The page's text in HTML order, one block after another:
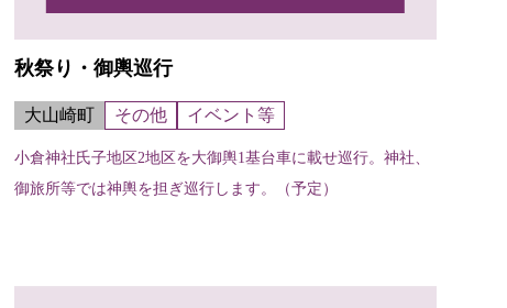
秋祭り・御輿巡行
大山崎町 その他 イベント等
小倉神社氏子地区2地区を大御輿1基台車に載せ巡行。神社、
御旅所等では神輿を担ぎ巡行します。（予定）